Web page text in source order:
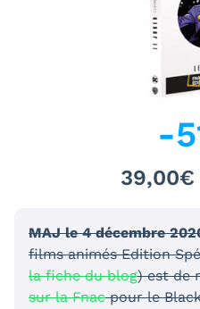
-
39,00€
MAJ le 4 décembre
films animés Edition
la fiche du blog) est de
sur la Fnacpour le